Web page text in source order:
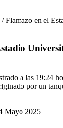
Flamazo en el
a las 19:24
por un
Mayo 2025